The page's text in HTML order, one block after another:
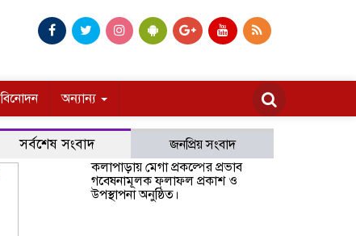
বিনোদন অন্যান্য
সর্বশেষ সংবাদ
জনপ্রিয় সংবাদ
কলাপাড়ায় মেগা প্রকল্পের প্রভাব
গবেষনামূলক ফলাফল প্রকাশ ও
উপস্থাপনা অনুষ্ঠিত।